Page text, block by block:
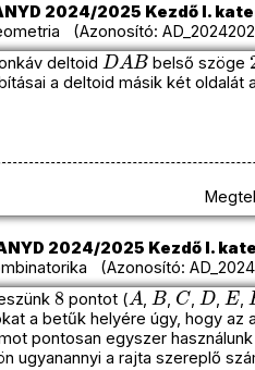
2024/2025 Kezdő I.
(Azonosító:
deltoid
DAB
belső szöge
a deltoid másik két oldalát a
2024/2025 Kezdő I.
(Azonosító:
8
pontot (
A
,
B
,
C
,
D
,
E
,
a betűk helyére úgy, hogy az
pontosan egyszer
ugyanannyi a rajta szereplő